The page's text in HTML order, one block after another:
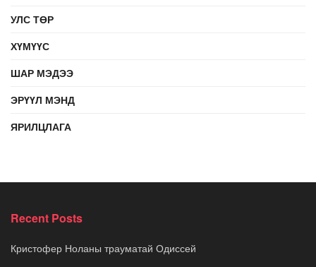
УЛС ТӨР
ХҮМҮҮС
ШАР МЭДЭЭ
ЭРҮҮЛ МЭНД
ЯРИЛЦЛАГА
Recent Posts
Кристофер Ноланы трауматай Одиссей